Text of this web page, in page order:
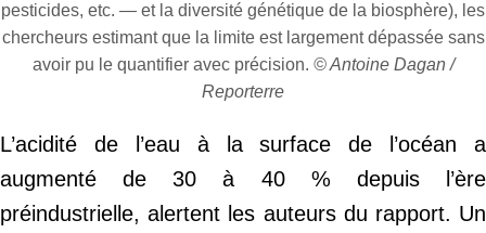
pesticides, etc. — et la diversité génétique de la biosphère), les
chercheurs estimant que la limite est largement dépassée sans
avoir pu le quantifier avec précision. © Antoine Dagan /
Reporterre
L’acidité de l’eau à la surface de l’océan a
augmenté de 30 à 40 % depuis l’ère
préindustrielle, alertent les auteurs du rapport. Un